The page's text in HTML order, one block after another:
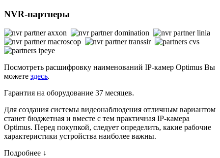
NVR-партнеры
Посмотреть расшифровку наименований IP-камер Optimus Вы
можете здесь.
Гарантия на оборудование 37 месяцев.
Для создания системы видеонаблюдения отличным вариантом
станет бюджетная и вместе с тем практичная IP-камера
Optimus. Перед покупкой, следует определить, какие рабочие
характеристики устройства наиболее важны.
Подробнее ↓